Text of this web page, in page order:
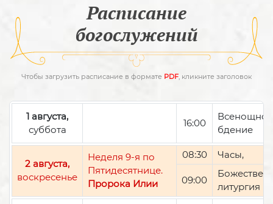
Расписание
богослужений
Чтобы загрузить расписание в формате PDF, кликните заголовок
1 августа,
суббота
16:00
Всенощное
бдение
2 августа,
воскресенье
Неделя 9-я по
Пятидесятнице.
Пророка Илии
08:30 Часы,
09:00
литургия